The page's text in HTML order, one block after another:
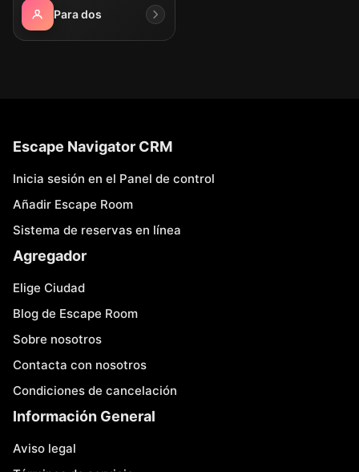
Para dos
Escape Navigator CRM
Inicia sesión en el Panel de control
Añadir Escape Room
Sistema de reservas en línea
Agregador
Elige Ciudad
Blog de Escape Room
Sobre nosotros
Contacta con nosotros
Condiciones de cancelación
Información General
Aviso legal